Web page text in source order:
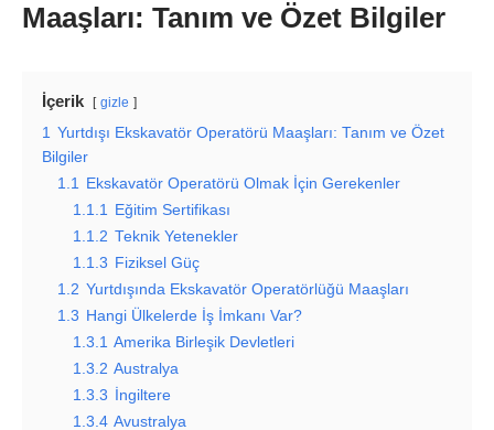
Maaşları: Tanım ve Özet Bilgiler
İçerik gizle
1 Yurtdışı Ekskavatör Operatörü Maaşları: Tanım ve Özet
Bilgiler
1.1 Ekskavatör Operatörü Olmak İçin Gerekenler
1.1.1 Eğitim Sertifikası
1.1.2 Teknik Yetenekler
1.1.3 Fiziksel Güç
1.2 Yurtdışında Ekskavatör Operatörlüğü Maaşları
1.3 Hangi Ülkelerde İş İmkanı Var?
1.3.1 Amerika Birleşik Devletleri
1.3.2 Australya
1.3.3
İngiltere
1.3.4 Avustralya